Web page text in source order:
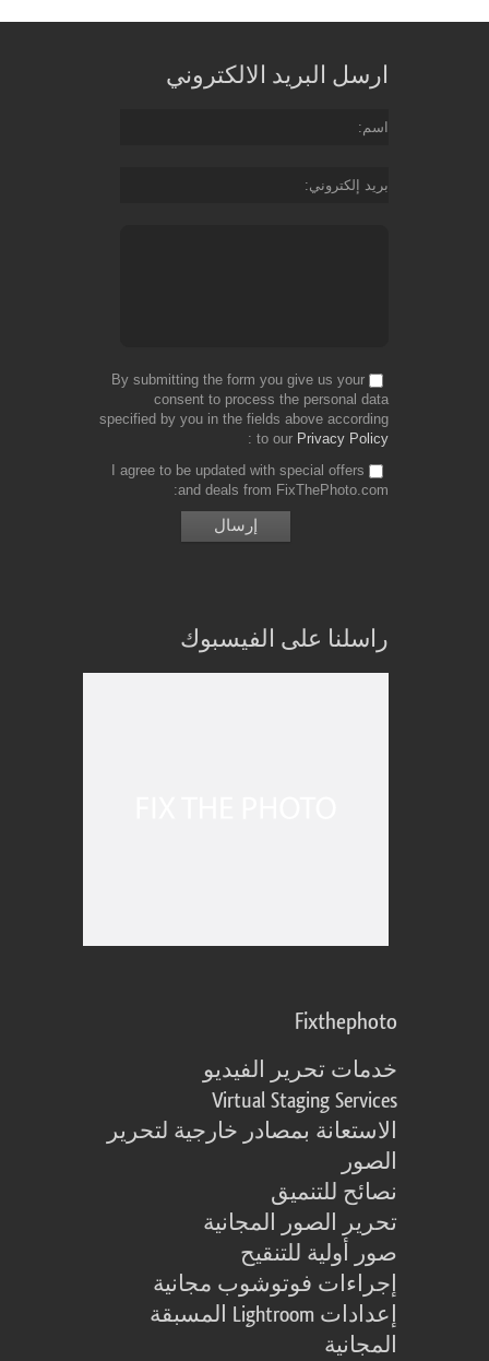
ارسل البريد الالكتروني
اسم
بريد إلكتروني
By submitting the form you give us your
consent to process the personal data
specified by you in the fields above according
to our Privacy Policy
I agree to be updated with special offers
and deals from FixThePhoto.com
راسلنا على الفيسبوك
Fixthephoto
خدمات تحرير الفيديو
Virtual Staging Services
الاستعانة بمصادر خارجية لتحرير
الصور
نصائح للتنميق
تحرير الصور المجانية
صور أولية للتنقيح
إجراءات فوتوشوب مجانية
إعدادات Lightroom المسبقة
المجانية